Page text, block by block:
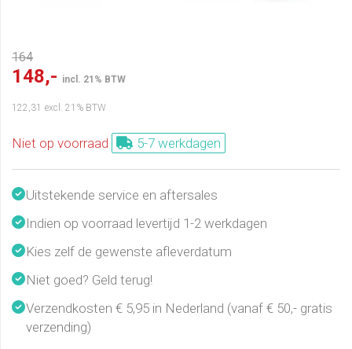
164
148,- incl. 21% BTW
122,31 excl. 21% BTW
Niet op voorraad 5-7 werkdagen
Uitstekende service en aftersales
Indien op voorraad levertijd 1-2 werkdagen
Kies zelf de gewenste afleverdatum
Niet goed? Geld terug!
Verzendkosten € 5,95 in Nederland (vanaf € 50,- gratis
verzending)